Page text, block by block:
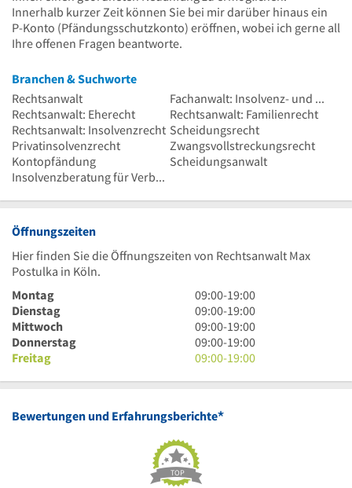
Innerhalb kurzer Zeit können Sie bei mir darüber hinaus ein
P-Konto (Pfändungsschutzkonto) eröffnen, wobei ich gerne all
Ihre offenen Fragen beantworte.
Branchen & Suchworte
Rechtsanwalt
Fachanwalt: Insolvenz- und Sanierungsrecht
Rechtsanwalt: Eherecht
Rechtsanwalt: Familienrecht
Rechtsanwalt: Insolvenzrecht Scheidungsrecht
Privatinsolvenzrecht
Zwangsvollstreckungsrecht
Kontopfändung
Scheidungsanwalt
Insolvenzberatung für Verbraucher
Öffnungszeiten
Hier finden Sie die Öffnungszeiten von Rechtsanwalt Max
Postulka in Köln.
Montag
9
Uhr
bis
19
Uhr
09:00-19:00
Dienstag
9
Uhr
bis
19
09:00-19:00
Mittwoch
9
Uhr
bis
Uhr
09:00-19:00
Donnerstag
9
Uhr
19
09:00-19:00
Freitag
9
bis
Uhr
09:00-19:00
Bewertungen und Erfahrungsberichte*
TOP